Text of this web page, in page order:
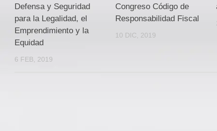
Defensa y Seguridad
para la Legalidad, el
Emprendimiento y la
Equidad
6 FEB, 2019
Congreso Código de
Responsabilidad Fiscal
10 DIC, 2019